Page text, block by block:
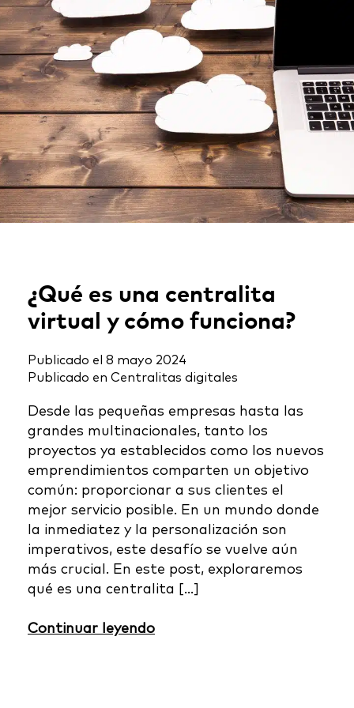
¿Qué es una centralita
virtual y cómo funciona?
Publicado el 8 mayo 2024
Publicado en Centralitas digitales
Desde las pequeñas empresas hasta las
grandes multinacionales, tanto los
proyectos ya establecidos como los nuevos
emprendimientos comparten un objetivo
común: proporcionar a sus clientes el
mejor servicio posible. En un mundo donde
la inmediatez y la personalización son
imperativos, este desafío se vuelve aún
más crucial. En este post, exploraremos
qué es una centralita […]
Continuar leyendo